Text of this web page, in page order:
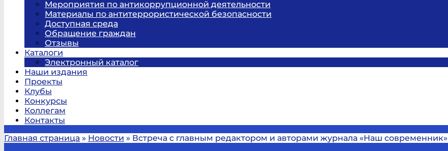
Мероприятия по антикоррупционной деятельности
Материалы по антитеррористической безопасности
Доступная среда
Обращение граждан
Отзывы
Каталоги
Электронный каталог
Наши издания
Проекты
Клубы
Конкурсы
Коллегам
Контакты
Главная страница » Новости » Встреча с главным редактором и авторами журнала «Наш современник»